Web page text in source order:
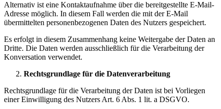
Alternativ ist eine Kontaktaufnahme über die bereitgestellte E-Mail-
Adresse möglich. In diesem Fall werden die mit der E-Mail
übermittelten personenbezogenen Daten des Nutzers gespeichert.
Es erfolgt in diesem Zusammenhang keine Weitergabe der Daten an
Dritte. Die Daten werden ausschließlich für die Verarbeitung der
Konversation verwendet.
Rechtsgrundlage für die Datenverarbeitung
Rechtsgrundlage für die Verarbeitung der Daten ist bei Vorliegen
einer Einwilligung des Nutzers Art. 6 Abs. 1 lit. a DSGVO.